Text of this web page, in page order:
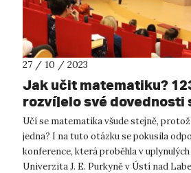
27 / 10 / 2023
Jak učit matematiku?
rozvíjelo své dovednosti
Učí se matematika všude stejně,
jedna? I na tuto otázku se pokusila
konference, která proběhla v uplynulých
Univerzita J. E. Purkyně v Ústí nad